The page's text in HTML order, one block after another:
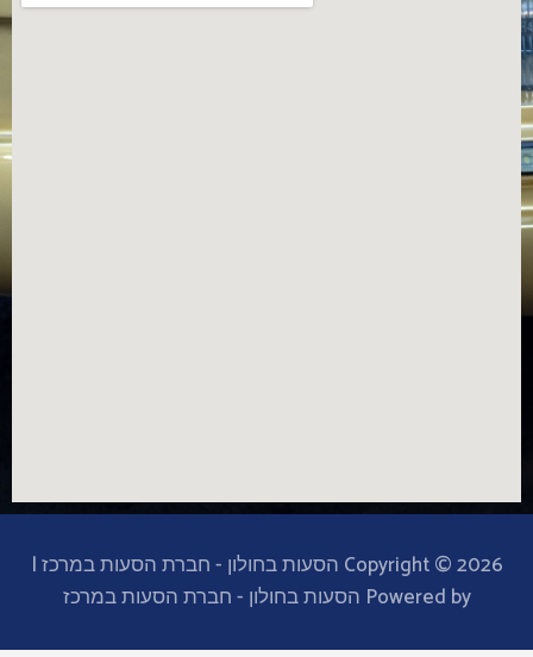
Copyright © 2026 הסעות בחולון - חברת הסעות במרכז |
Powered by הסעות בחולון - חברת הסעות במרכז